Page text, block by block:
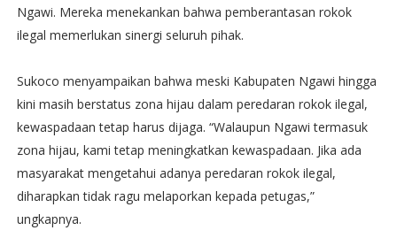
Ngawi. Mereka menekankan bahwa pemberantasan rokok
ilegal memerlukan sinergi seluruh pihak.
Sukoco menyampaikan bahwa meski Kabupaten Ngawi hingga
kini masih berstatus zona hijau dalam peredaran rokok ilegal,
kewaspadaan tetap harus dijaga. “Walaupun Ngawi termasuk
zona hijau, kami tetap meningkatkan kewaspadaan. Jika ada
masyarakat mengetahui adanya peredaran rokok ilegal,
diharapkan tidak ragu melaporkan kepada petugas,”
ungkapnya.